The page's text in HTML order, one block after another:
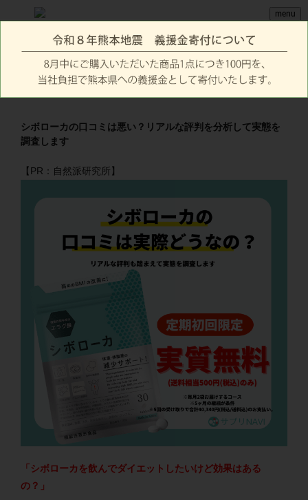
menu
シボローカの口コミは悪い？リアルな評判を分析して実態を
調査します
【PR：自然派研究所】
「シボローカを飲んでダイエットしたいけど効果はある
の？」